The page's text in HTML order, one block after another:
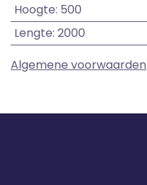
Hoogte: 500
Lengte: 2000
Algemene voorwaarden